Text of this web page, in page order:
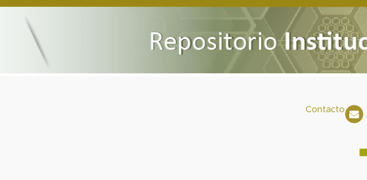
Contacto